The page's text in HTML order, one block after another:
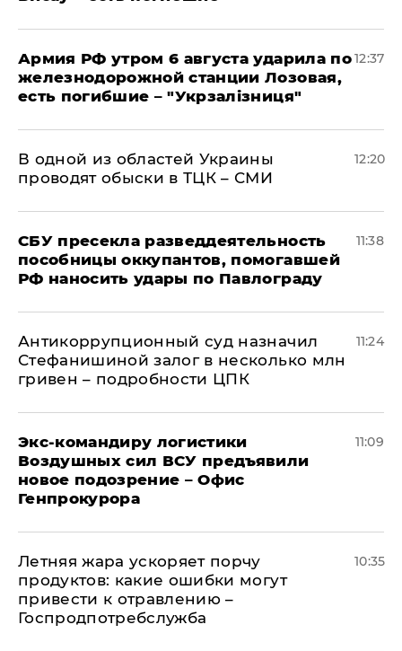
Армия РФ утром 6 августа ударила по
железнодорожной станции Лозовая,
есть погибшие – "Укрзалізниця"
12:37
В одной из областей Украины
проводят обыски в ТЦК – СМИ
12:20
СБУ пресекла разведдеятельность
пособницы оккупантов, помогавшей
РФ наносить удары по Павлограду
11:38
Антикоррупционный суд назначил
Стефанишиной залог в несколько млн
гривен – подробности ЦПК
11:24
Экс-командиру логистики
Воздушных сил ВСУ предъявили
новое подозрение – Офис
Генпрокурора
11:09
Летняя жара ускоряет порчу
продуктов: какие ошибки могут
привести к отравлению –
Госпродпотребслужба
10:35